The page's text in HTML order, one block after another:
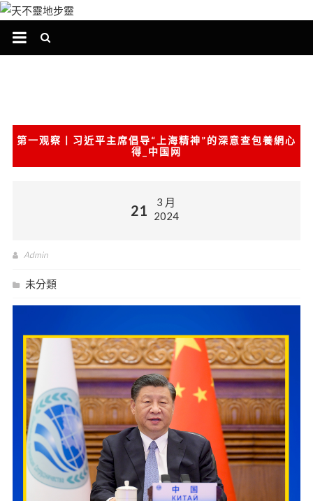
跳
第一观察丨习近平主席倡导“上海精神”的深意查包養網心
得_中国网
21
3 月
2024
Admin
未分類